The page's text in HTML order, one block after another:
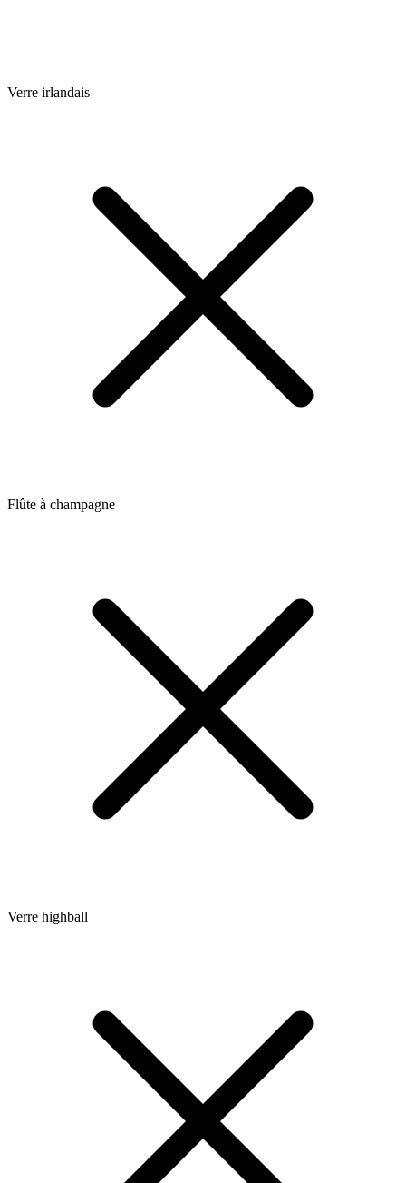
Verre irlandais
Flûte à champagne
Verre highball